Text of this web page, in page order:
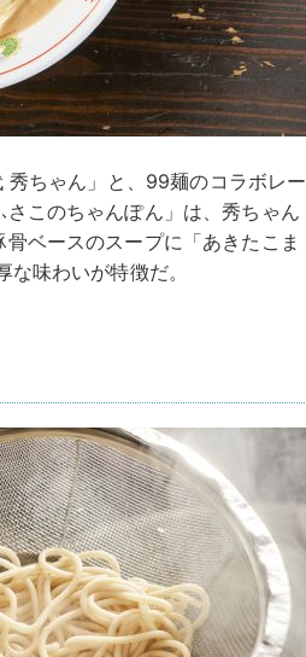
秀ちゃん」と、99麺のコラボレー
このちゃんぽん」は、秀ちゃん
ベースのスープに「あきたこま
味わいが特徴だ。